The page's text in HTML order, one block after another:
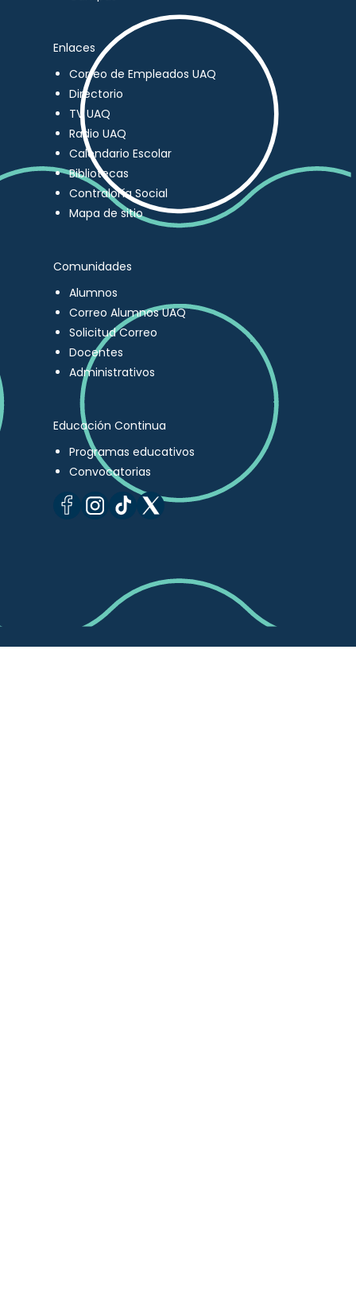
Enlaces
Correo de Empleados UAQ
Directorio
TV UAQ
Radio UAQ
Calendario Escolar
Bibliotecas
Contraloría Social
Mapa de sitio
Comunidades
Alumnos
Correo Alumnos UAQ
Solicitud Correo
Docentes
Administrativos
Educación Continua
Programas educativos
Convocatorias